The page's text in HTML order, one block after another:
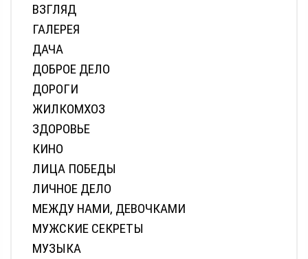
ВЗГЛЯД
ГАЛЕРЕЯ
ДАЧА
ДОБРОЕ ДЕЛО
ДОРОГИ
ЖИЛКОМХОЗ
ЗДОРОВЬЕ
КИНО
ЛИЦА ПОБЕДЫ
ЛИЧНОЕ ДЕЛО
МЕЖДУ НАМИ, ДЕВОЧКАМИ
МУЖСКИЕ СЕКРЕТЫ
МУЗЫКА